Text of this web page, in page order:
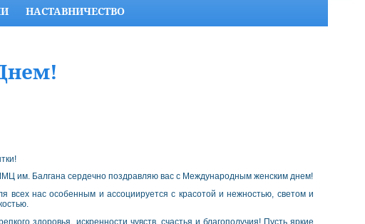
НАСТАВНИЧЕСТВО
им. Балгана сердечно поздравляю вас с Международным женским днем!
всех нас особенным и ассоциируется с красотой и нежностью, светом и
здоровья, искренности чувств, счастья и благополучия! Пусть яркие